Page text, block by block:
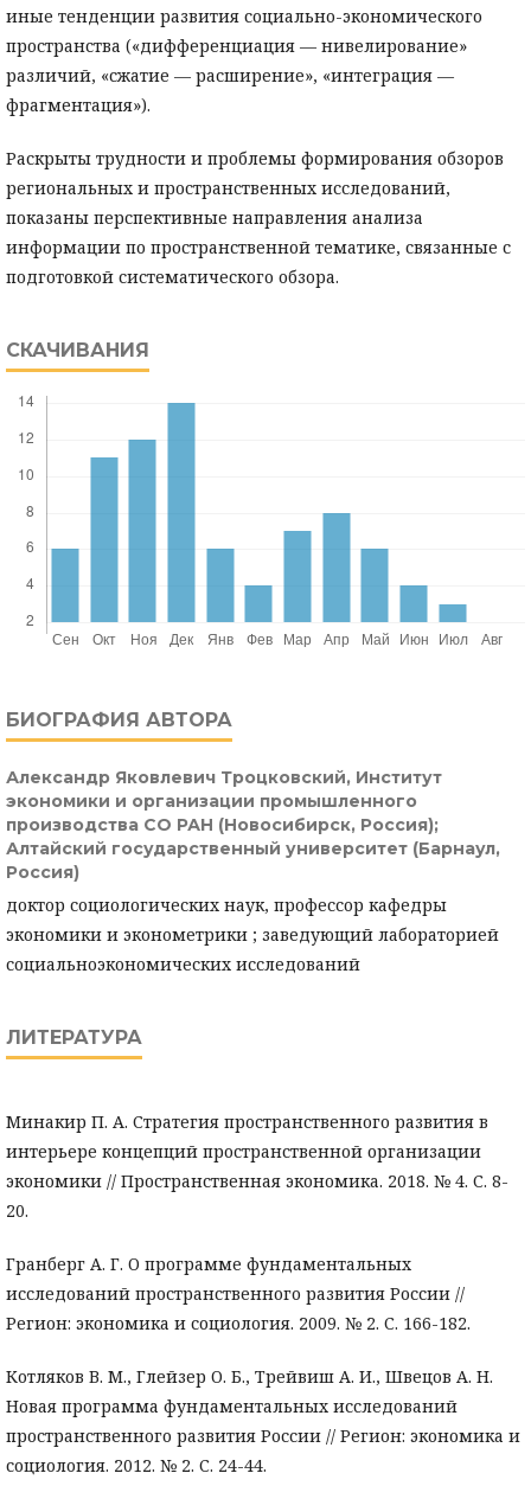
иные тенденции развития социально-экономического
пространства («дифференциация — нивелирование»
различий, «сжатие — расширение», «интеграция —
фрагментация»).
Раскрыты трудности и проблемы формирования обзоров
региональных и пространственных исследований,
показаны перспективные направления анализа
информации по пространственной тематике, связанные с
подготовкой систематического обзора.
СКАЧИВАНИЯ
БИОГРАФИЯ АВТОРА
Александр Яковлевич Троцковский, Институт
экономики и организации промышленного
производства СО РАН (Новосибирск, Россия);
Алтайский государственный университет (Барнаул,
Россия)
доктор социологических наук, профессор кафедры
экономики и эконометрики ; заведующий лабораторией
социальноэкономических исследований
ЛИТЕРАТУРА
Минакир П. А. Стратегия пространственного развития в
интерьере концепций пространственной организации
экономики // Пространственная экономика. 2018. № 4. С. 8-
20.
Гранберг А. Г. О программе фундаментальных
исследований пространственного развития России //
Регион: экономика и социология. 2009. № 2. С. 166-182.
Котляков В. М., Глейзер О. Б., Трейвиш А. И., Швецов А. Н.
Новая программа фундаментальных исследований
пространственного развития России // Регион: экономика и
социология. 2012. № 2. С. 24-44.